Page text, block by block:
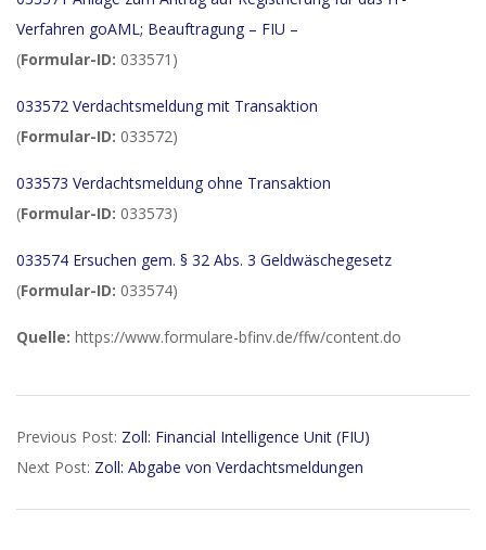
Verfahren goAML; Beauftragung – FIU –
(Formular-ID: 033571)
033572 Verdachtsmeldung mit Transaktion
(Formular-ID: 033572)
033573 Verdachtsmeldung ohne Transaktion
(Formular-ID: 033573)
033574 Ersuchen gem. § 32 Abs. 3 Geldwäschegesetz
(Formular-ID: 033574)
Quelle: https://www.formulare-bfinv.de/ffw/content.do
07-
21
Previous Post: Zoll: Financial Intelligence Unit (FIU)
Next Post: Zoll: Abgabe von Verdachtsmeldungen